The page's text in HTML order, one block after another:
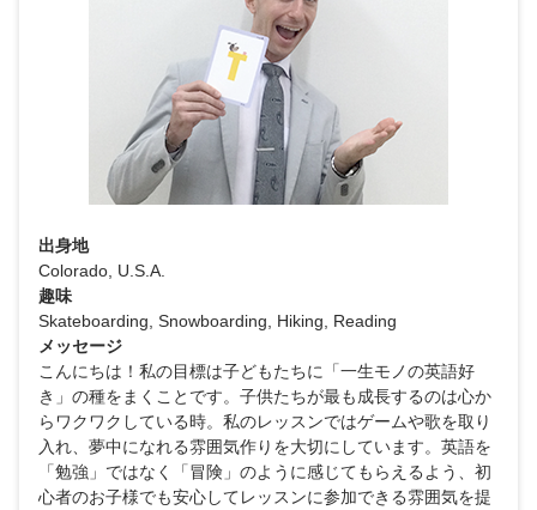
出身地
Colorado, U.S.A.
趣味
Skateboarding, Snowboarding, Hiking, Reading
メッセージ
こんにちは！私の目標は子どもたちに「一生モノの英語好
き」の種をまくことです。子供たちが最も成長するのは心か
らワクワクしている時。私のレッスンではゲームや歌を取り
入れ、夢中になれる雰囲気作りを大切にしています。英語を
「勉強」ではなく「冒険」のように感じてもらえるよう、初
心者のお子様でも安心してレッスンに参加できる雰囲気を提